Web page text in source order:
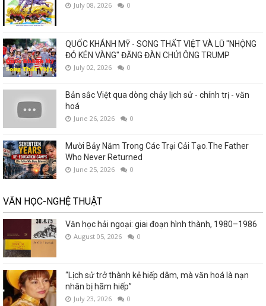
July 08, 2026 0
QUỐC KHÁNH MỸ - SONG THẤT VIỆT VÀ LŨ "NHỘNG
ĐỎ KÉN VÀNG" ĐĂNG ĐÀN CHỬI ÔNG TRUMP
July 02, 2026 0
Bản sắc Việt qua dòng chảy lịch sử - chính trị - văn
hoá
June 26, 2026 0
Mười Bảy Năm Trong Các Trại Cải Tạo.The Father
Who Never Returned
June 25, 2026 0
VĂN HỌC-NGHỆ THUẬT
Văn học hải ngoại: giai đoạn hình thành, 1980–1986
August 05, 2026 0
“Lịch sử trở thành kẻ hiếp dâm, mà văn hoá là nạn
nhân bị hãm hiếp”
July 23, 2026 0